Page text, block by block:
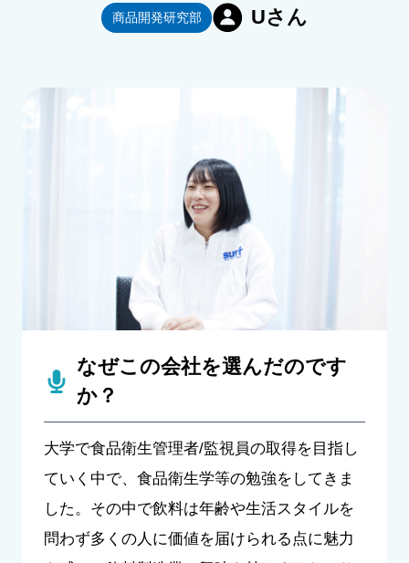
商品開発研究部 Uさん
なぜこの会社を選んだのです
か？
大学で食品衛生管理者/監視員の取得を目指し
ていく中で、食品衛生学等の勉強をしてきま
した。その中で飲料は年齢や生活スタイルを
問わず多くの人に価値を届けられる点に魅力